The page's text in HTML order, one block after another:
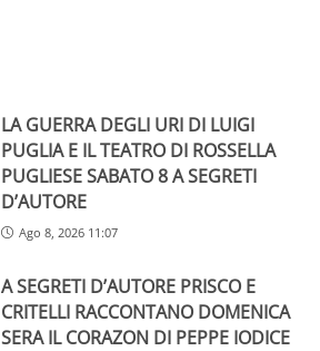
LA GUERRA DEGLI URI DI LUIGI
PUGLIA E IL TEATRO DI ROSSELLA
PUGLIESE SABATO 8 A SEGRETI
D’AUTORE
Ago 8, 2026 11:07
A SEGRETI D’AUTORE PRISCO E
CRITELLI RACCONTANO DOMENICA
SERA IL CORAZON DI PEPPE IODICE